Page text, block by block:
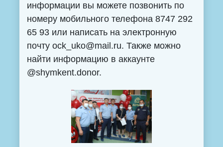
информации вы можете позвонить по
номеру мобильного телефона 8747 292
65 93 или написать на электронную
почту ock_uko@mail.ru. Также можно
найти информацию в аккаунте
@shymkent.donor.